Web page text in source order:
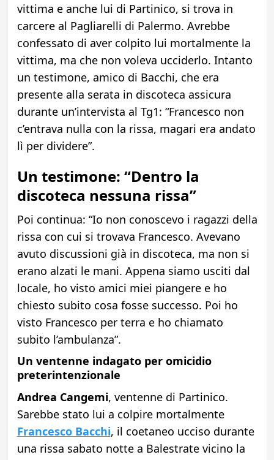
vittima e anche lui di Partinico, si trova in
carcere al Pagliarelli di Palermo. Avrebbe
confessato di aver colpito lui mortalmente la
vittima, ma che non voleva ucciderlo. Intanto
un testimone, amico di Bacchi, che era
presente alla serata in discoteca assicura
durante un’intervista al Tg1: “Francesco non
c’entrava nulla con la rissa, magari era andato
lì per dividere”.
Un testimone: “Dentro la
discoteca nessuna rissa”
Poi continua: “Io non conoscevo i ragazzi della
rissa con cui si trovava Francesco. Avevano
avuto discussioni già in discoteca, ma non si
erano alzati le mani. Appena siamo usciti dal
locale, ho visto amici miei piangere e ho
chiesto subito cosa fosse successo. Poi ho
visto Francesco per terra e ho chiamato
subito l’ambulanza”.
Un ventenne indagato per omicidio
preterintenzionale
Andrea Cangemi, ventenne di Partinico.
Sarebbe stato lui a colpire mortalmente
Francesco Bacchi, il coetaneo ucciso durante
una rissa sabato notte a Balestrate vicino la